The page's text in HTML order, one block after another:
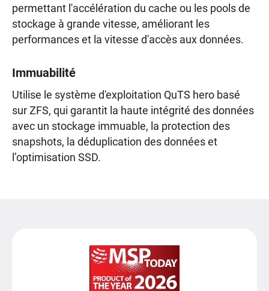
permettant l'accélération du cache ou les pools de
stockage à grande vitesse, améliorant les
performances et la vitesse d'accès aux données.
Immuabilité
Utilise le système d'exploitation QuTS hero basé
sur ZFS, qui garantit la haute intégrité des données
avec un stockage immuable, la protection des
snapshots, la déduplication des données et
l’optimisation SSD.